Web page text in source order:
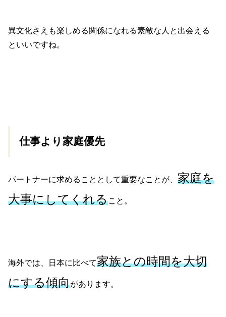
異文化さえも楽しめる関係になれる素敵な人と出会える
といいですね。
仕事より家庭優先
パートナーに求めることとして重要なことが、家庭を
大事にしてくれること。
海外では、日本に比べて家族との時間を大切
にする傾向があります。